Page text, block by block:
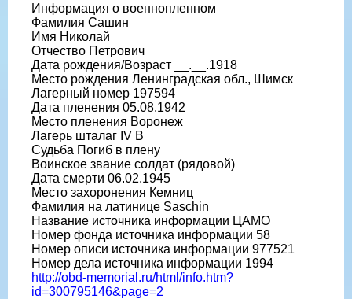
Информация о военнопленном
Фамилия Сашин
Имя Николай
Отчество Петрович
Дата рождения/Возраст __.__.1918
Место рождения Ленинградская обл., Шимск
Лагерный номер 197594
Дата пленения 05.08.1942
Место пленения Воронеж
Лагерь шталаг IV B
Судьба Погиб в плену
Воинское звание солдат (рядовой)
Дата смерти 06.02.1945
Место захоронения Кемниц
Фамилия на латинице Saschin
Название источника информации ЦАМО
Номер фонда источника информации 58
Номер описи источника информации 977521
Номер дела источника информации 1994
http://obd-memorial.ru/html/info.htm?
id=300795146&page=2